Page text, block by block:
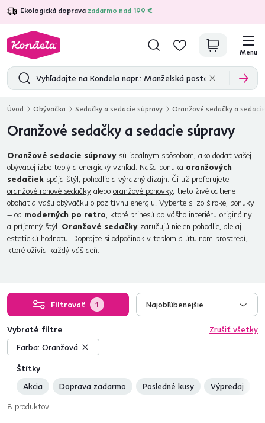
Ekologická doprava zadarmo nad 199 €
4,7 31 285overených produktových recenzií
Menu
Úvod Obývačka Sedačky a sedacie súpravy Oranžové sedačky a
Oranžové sedačky a sedacie súpravy
Oranžové sedacie súpravy sú ideálnym spôsobom, ako dodať vašej
obývacej izbe teplý a energický vzhľad. Naša ponuka oranžových
sedačiek spája štýl, pohodlie a výrazný dizajn. Či už preferujete
oranžové rohové sedačky alebo oranžové pohovky, tieto živé odtiene
obohatia vašu obývačku o pozitívnu energiu. Vyberte si zo širokej ponuky
– od moderných po retro, ktoré prinesú do vášho interiéru originálny
a príjemný štýl. Oranžové sedačky zaručujú nielen pohodlie, ale aj
estetickú hodnotu. Doprajte si odpočinok v teplom a útulnom prostredí,
ktoré oživia každý váš deň.
Filtrovať 1 Najobľúbenejšie
Štítky
Akcia
Doprava zadarmo Posledné kusy Výpredaj
Vybraté filtre
Zrušiť všetky
Farba: Oranžová
8 produktov